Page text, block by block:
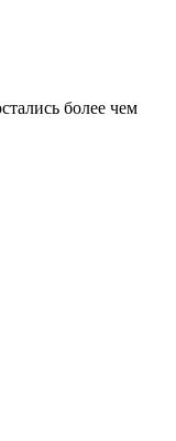
более чем